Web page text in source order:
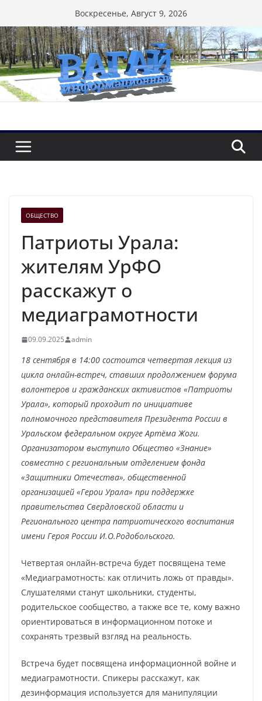
к
содержимому
Воскресенье, Август 9, 2026
ОБЩЕСТВО
Патриоты Урала:
жителям УрФО
расскажут о
медиаграмотности
09.09.2025 admin
18 сентября в 14:00 состоится четвертая лекция из
цикла онлайн-встреч, ставших продолжением форума
волонтеров и гражданских активистов «Патриоты
Урала», который проходит по инициативе
полномочного представителя Президента России в
Уральском федеральном округе Артёма Жоги.
Организатором выступило Общество «Знание»
совместно с региональным отделением фонда
«Защитники Отечества», общественной
организацией «Герои Урала» при поддержке
правительства Свердловской области и
Регионального центра патриотического воспитания
имени Героя России И.О.Родобольского.
Четвертая онлайн-встреча будет посвящена теме
«Медиаграмотность: как отличить ложь от правды».
Слушателями станут школьники, студенты,
родительское сообщество, а также все те, кому важно
ориентироваться в информационном потоке и
сохранять трезвый взгляд на реальность.
Встреча будет посвящена информационной войне и
медиаграмотности. Спикеры расскажут, как
дезинформация используется для манипуляции